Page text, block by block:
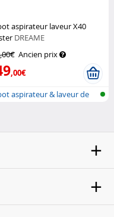
aspirateur laveur X40
DREAME
Ancien prix
,00€
aspirateur & laveur de